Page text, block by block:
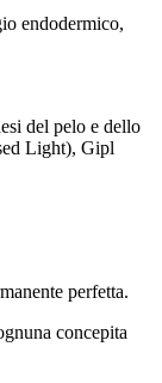
endodermico,
del pelo e dello
Light), Gipl
perfetta.
concepita